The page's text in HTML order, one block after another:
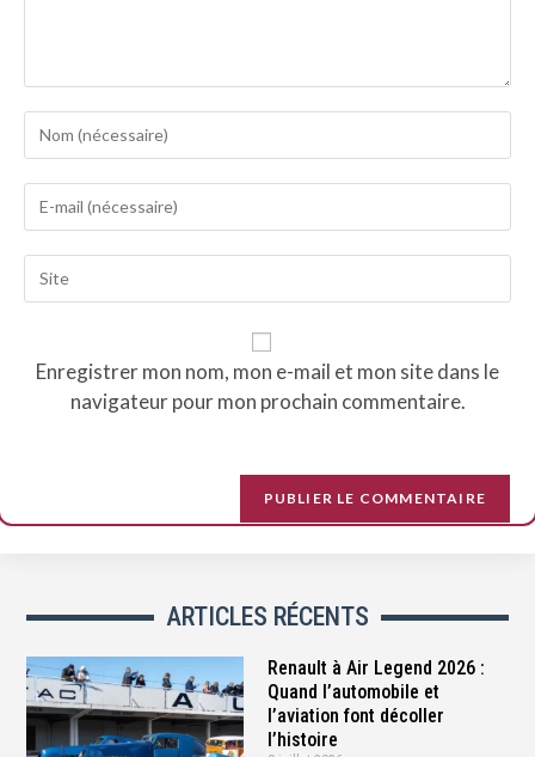
Enregistrer mon nom, mon e-mail et mon site dans le
navigateur pour mon prochain commentaire.
ARTICLES RÉCENTS
Renault à Air Legend 2026 :
Quand l’automobile et
l’aviation font décoller
l’histoire